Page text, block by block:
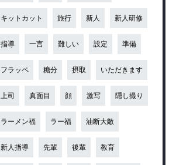
キットカット 旅行 新人 新人研修
指導 一言 難しい 設定 準備
フラッペ 糖分 摂取 いただきます
上司 真面目 顔 激写 隠し撮り
ラーメン福 ラー福 油断大敵
新人指導 先輩 後輩 教育